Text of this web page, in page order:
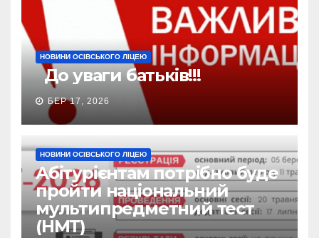
НОВИНИ ОСІВСЬКОГО ЛІЦЕЮ
До уваги батьків!!!
БЕР 17, 2026
НОВИНИ ОСІВСЬКОГО ЛІЦЕЮ
Абітурієнтам потрібно буде
пройти національний
мультипредметний тест
(НМТ)